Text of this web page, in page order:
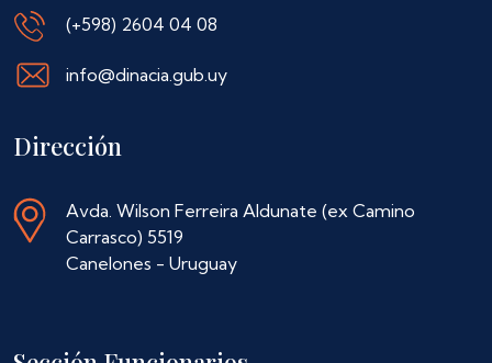
(+598) 2604 04 08
info@dinacia.gub.uy
Dirección
Avda. Wilson Ferreira Aldunate (ex Camino
Carrasco) 5519
Canelones - Uruguay